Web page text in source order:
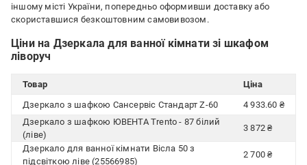
іншому місті України, попередньо оформивши доставку або
скориставшися безкоштовним самовивозом.
Ціни на Дзеркала для ванної кімнати зі шкафом
ліворуч
Товар
Ціна
Дзеркало з шафкою Сансервіс Стандарт Z-60
4 933.60 ₴
Дзеркало з шафкою ЮВЕНТА Trento - 87 білий
(ліве)
3 872 ₴
Дзеркало для ванної кімнати Вісла 50 з
підсвіткою ліве (25566985)
2 700 ₴